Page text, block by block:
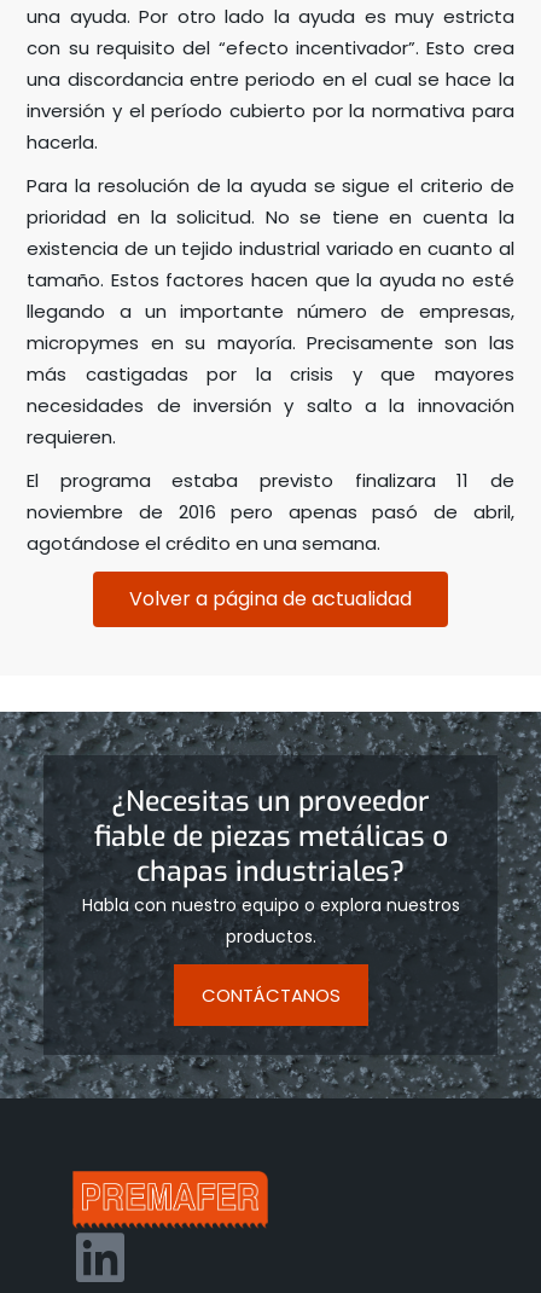
una ayuda. Por otro lado la ayuda es muy estricta
con su requisito del “efecto incentivador”. Esto crea
una discordancia entre periodo en el cual se hace la
inversión y el período cubierto por la normativa para
hacerla.
Para la resolución de la ayuda se sigue el criterio de
prioridad en la solicitud. No se tiene en cuenta la
existencia de un tejido industrial variado en cuanto al
tamaño. Estos factores hacen que la ayuda no esté
llegando a un importante número de empresas,
micropymes en su mayoría. Precisamente son las
más castigadas por la crisis y que mayores
necesidades de inversión y salto a la innovación
requieren.
El programa estaba previsto finalizara 11 de
noviembre de 2016 pero apenas pasó de abril,
agotándose el crédito en una semana.
Volver a página de actualidad
¿Necesitas un proveedor
fiable de piezas metálicas o
chapas industriales?
Habla con nuestro equipo o explora nuestros
productos.
CONTÁCTANOS